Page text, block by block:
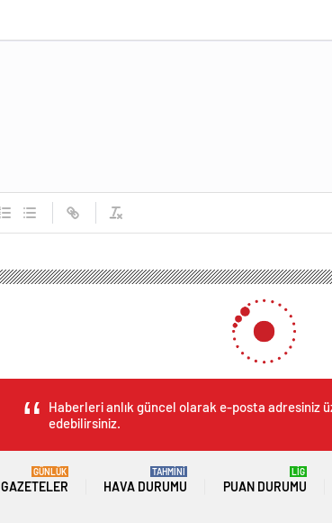
Haberleri anlık güncel olarak e-posta adresiniz
edebilirsiniz.
GAZETELER
GÜNLÜK
HAVA DURUMU
TAHMİNİ
PUAN DURUMU
LİG